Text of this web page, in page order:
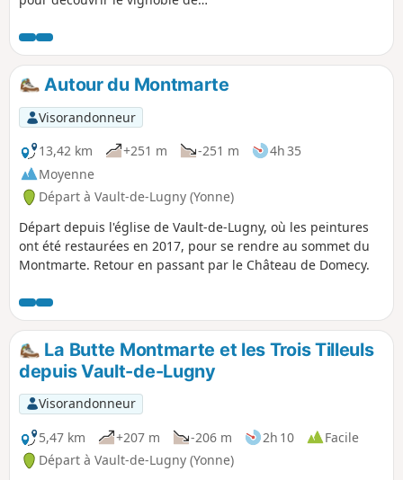
ici permet de passer un bon petit
moment sportif et de détente en famille
à travers les vignobles de l'Auxois.
Autour du Montmarte
Visorandonneur
13,42 km
+251 m -251 m
4h 35
Moyenne
Départ à Vault-de-Lugny (Yonne)
Départ depuis l'église de Vault-de-Lugny, où les peintures
ont été restaurées en 2017, pour se rendre au sommet du
Montmarte. Retour en passant par le Château de Domecy.
La Butte Montmarte et les Trois Tilleuls
depuis Vault-de-Lugny
Visorandonneur
5,47 km
+207 m -206 m 2h 10
Facile
Départ à Vault-de-Lugny (Yonne)